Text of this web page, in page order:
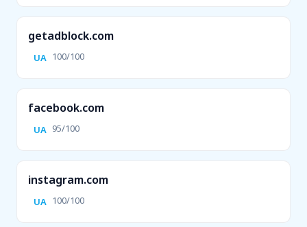
getadblock.com
UA 100/100
facebook.com
UA 95/100
instagram.com
UA 100/100